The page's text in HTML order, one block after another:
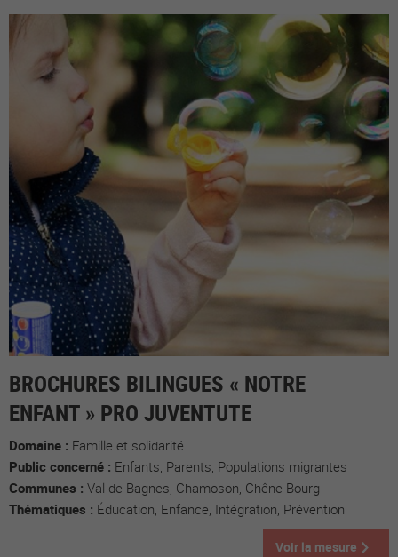
BROCHURES BILINGUES « NOTRE
ENFANT » PRO JUVENTUTE
Domaine : Famille et solidarité
Public concerné : Enfants, Parents, Populations migrantes
Communes : Val de Bagnes, Chamoson, Chêne-Bourg
Thématiques : Éducation, Enfance, Intégration, Prévention
Voir la mesure